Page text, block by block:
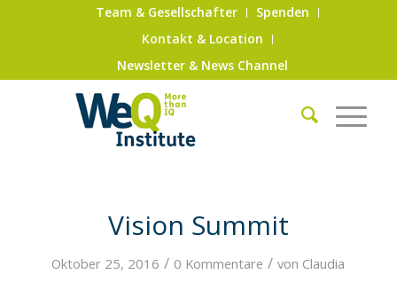
Team & Gesellschafter
Spenden
Kontakt & Location
Newsletter & News Channel
Vision Summit
Oktober 25, 2016 / 0 Kommentare / von Claudia